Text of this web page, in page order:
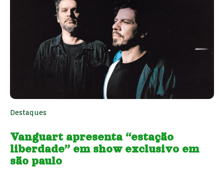
Destaques
Vanguart apresenta “estação
liberdade” em show exclusivo em
são paulo